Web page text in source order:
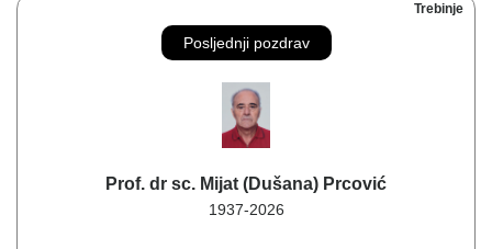
Trebinje
Posljednji pozdrav
Prof. dr sc. Mijat (Dušana) Prcović
1937-2026